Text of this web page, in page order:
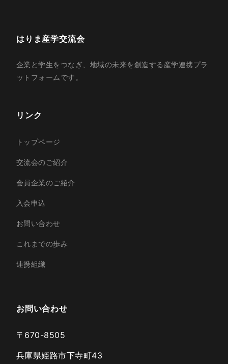
はりま産学交流会
企業と学生をつなぎ、地域の未来を創造する産学連携プラ
ットフォームです。
リンク
トップページ
交流会のご紹介
会員企業のご紹介
入会申込
お問い合わせ
これまでの歩み
連携組織
お問い合わせ
〒670-8505
兵庫県姫路市下寺町43